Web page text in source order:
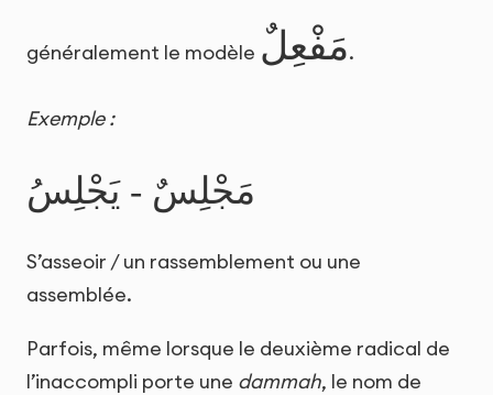
généralement le modèle مَفْعِلٌ.
Exemple :
مَجْلِسٌ - يَجْلِسُ
S’asseoir / un rassemblement ou une
assemblée.
Parfois, même lorsque le deuxième radical de
l’inaccompli porte une dammah, le nom de